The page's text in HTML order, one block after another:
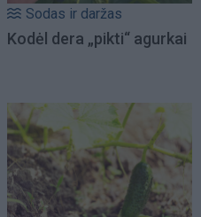
Sodas ir daržas
Kodėl dera „pikti“ agurkai